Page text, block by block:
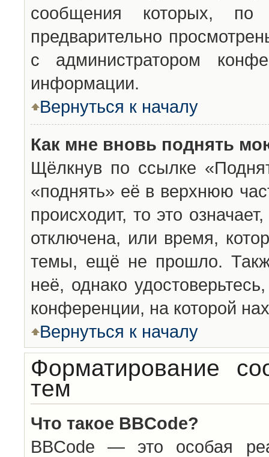
сообщения которых,
предварительно
с администратором
информации.
Вернуться к началу
Как мне вновь поднять
Щёлкнув по ссылке
«поднять» её в верхнюю
происходит, то это
отключена, или время,
темы, ещё не прошло.
неё, однако
конференции, на которой
Вернуться к началу
Форматирование
тем
Что такое BBCode?
BBCode — это особая